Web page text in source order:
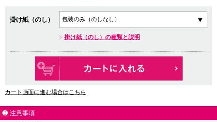
掛け紙（のし）
掛け紙（のし）の種類と説明
カート画面に進む場合はこちら
注意事項